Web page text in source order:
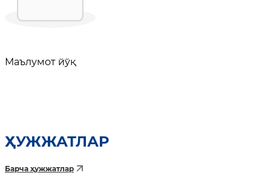
Маълумот йўқ
ҲУЖЖАТЛАР
Барча ҳужжатлар